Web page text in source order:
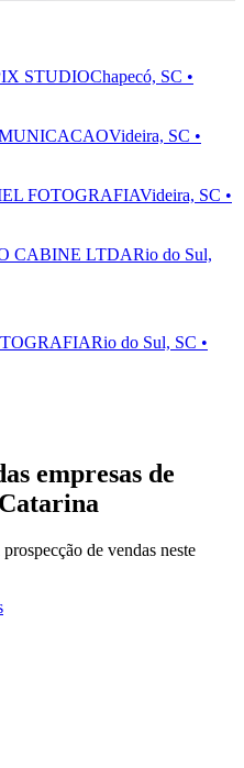
STUDIOChapecó, SC •
Videira, SC •
FOTOGRAFIAVideira, SC •
CABINE LTDARio do Sul,
Rio do Sul, SC •
empresas de
de vendas neste